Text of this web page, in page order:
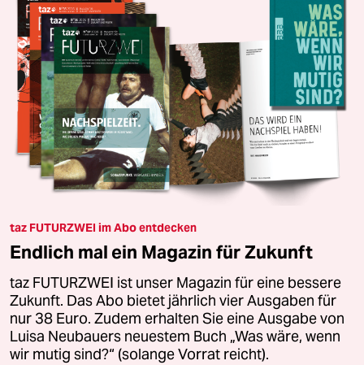
taz FUTURZWEI im Abo entdecken
Endlich mal ein Magazin für Zukunft
taz FUTURZWEI ist unser Magazin für eine bessere
Zukunft. Das Abo bietet jährlich vier Ausgaben für
nur 38 Euro. Zudem erhalten Sie eine Ausgabe von
Luisa Neubauers neuestem Buch „Was wäre, wenn
wir mutig sind?“ (solange Vorrat reicht).